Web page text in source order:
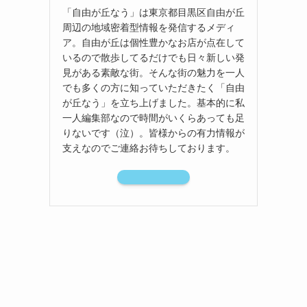
「自由が丘なう」は東京都目黒区自由が丘
周辺の地域密着型情報を発信するメディ
ア。自由が丘は個性豊かなお店が点在して
いるので散歩してるだけでも日々新しい発
見がある素敵な街。そんな街の魅力を一人
でも多くの方に知っていただきたく「自由
が丘なう」を立ち上げました。基本的に私
一人編集部なので時間がいくらあっても足
りないです（泣）。皆様からの有力情報が
支えなのでご連絡お待ちしております。